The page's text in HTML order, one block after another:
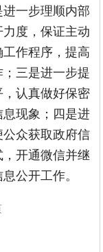
一步理顺内部
度，保证主动
作程序，提高
三是进一步提
认真做好保密
现象；四是进
众获取政府信
开通微信并继
公开工作。